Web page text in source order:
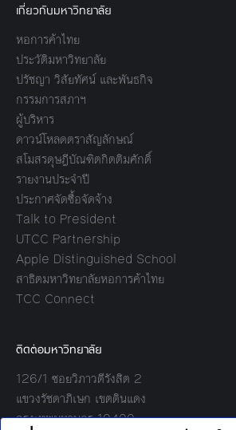
เกี่ยวกับมหาวิทยาลัย
หอการค้าไทย
ประวัติมหาวิทยาลัย
ปรัชญา วิสัยทัศน์ และพันธกิจ
กรรมการสภาฯ
ผู้บริหาร
ดาวน์โหลดตราสัญลักษณ์
สโมสรดุษฎีบัณฑิตกิตติมศักดิ์
รายงานประจำปี
ประกาศจัดซื้อจัดจ้าง
Talk to President
UTCC Partnership
Apple Distinguished School
สาธิตมหาวิทยาลัยหอการค้าไทย
TCC Connect
ติดต่อมหาวิทยาลัย
126/1 ซอยวิภาวดีรังสิต 2
แขวงรัชดาภิเษก เขตดินแดง
กรุงเทพมหานคร 10400